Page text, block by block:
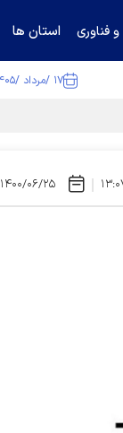
فناوری استان ها
۱۷ /مرداد /۱۴۰۵
۱۴۰۰/۰۶/۲۵